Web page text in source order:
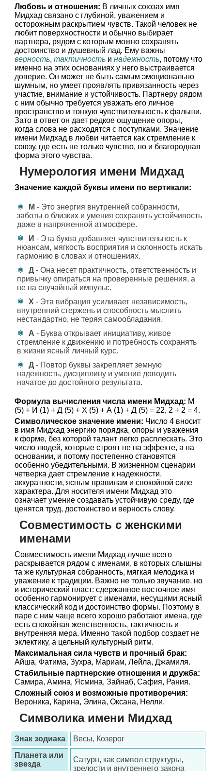
Любовь и отношения: В личных союзах имя
Мидхад связано с глубиной, уважением и
осторожным раскрытием чувств. Такой человек не
любит поверхностности и обычно выбирает
партнера, рядом с которым можно сохранять
достоинство и душевный лад. Ему важны
верность, тактичность и надежность, потому что
именно на этих основаниях у него выстраивается
доверие. Он может не быть самым эмоционально
шумным, но умеет проявлять привязанность через
участие, внимание и устойчивость. Партнеру рядом
с ним обычно требуется уважать его личное
пространство и тонкую чувствительность к фальши.
Зато в ответ он дает редкое ощущение опоры,
когда слова не расходятся с поступками. Значение
имени Мидхад в любви читается как стремление к
союзу, где есть не только чувство, но и благородная
форма этого чувства.
Нумерология имени Мидхад
Значение каждой буквы имени по вертикали:
М - Это энергия внутренней собранности,
заботы о близких и умения сохранять устойчивость
даже в напряженной атмосфере.
И - Эта буква добавляет чувствительность к
нюансам, мягкость восприятия и склонность искать
гармонию в словах и отношениях.
Д - Она несет практичность, ответственность и
привычку опираться на проверенные решения, а
не на случайный импульс.
Х - Эта вибрация усиливает независимость,
внутренний стержень и способность мыслить
нестандартно, не теряя самообладания.
А - Буква открывает инициативу, живое
стремление к движению и потребность сохранять
в жизни ясный личный курс.
Д - Повтор буквы закрепляет земную
надежность, дисциплину и умение доводить
начатое до достойного результата.
Формула вычисления числа имени Мидхад: М
(5) + И (1) + Д (5) + Х (5) + А (1) + Д (5) = 22, 2 + 2 = 4.
Символическое значение имени: Число 4 вносит
в имя Мидхад энергию порядка, опоры и уважения
к форме, без которой талант легко расплескать. Это
число людей, которые строят не на эффекте, а на
основании, и потому постепенно становятся
особенно убедительными. В жизненном сценарии
четверка дает стремление к надежности,
аккуратности, ясным правилам и спокойной силе
характера. Для носителя имени Мидхад это
означает умение создавать устойчивую среду, где
ценятся труд, достоинство и верность слову.
Совместимость с женскими
именами
Совместимость имени Мидхад лучше всего
раскрывается рядом с именами, в которых слышны
та же культурная собранность, мягкая мелодика и
уважение к традиции. Важно не только звучание, но
и исторический пласт: сдержанное восточное имя
особенно гармонирует с именами, несущими ясный
классический код и достоинство формы. Поэтому в
паре с ним чаще всего хорошо работают имена, где
есть спокойная женственность, тактичность и
внутренняя мера. Именно такой подбор создает не
эклектику, а цельный культурный ритм.
Максимальная сила чувств и прочный брак:
Айша, Фатима, Зухра, Мариам, Лейла, Джамиля.
Стабильные партнерские отношения и дружба:
Самира, Амина, Ясмина, Зайнаб, Сафия, Рания.
Сложный союз и возможные противоречия:
Вероника, Карина, Элина, Оксана, Нелли.
Символика имени Мидхад
Знак зодиака
Весы, Козерог
Планета или
звезда
Сатурн, как символ структуры,
зрелости и внутреннего закона